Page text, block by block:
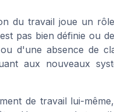
du travail joue un
pas bien définie ou
d'une absence de
aux nouveaux
de travail lui-